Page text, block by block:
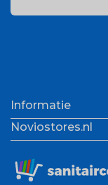
Informatie
Noviostores.nl